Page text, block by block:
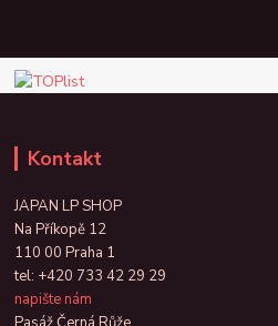
Kontakt
JAPAN LP SHOP
Na Příkopě 12
110 00 Praha 1
tel: +420 733 42 29 29
napište nám